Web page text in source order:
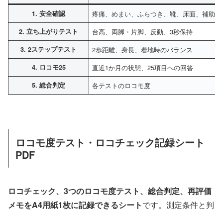
1. 安全確認 疼痛、めまい、ふらつき、靴、床面、補助具
2. 立ち上がりテスト 台高、両脚・片脚、反動、3秒保持
3. 2ステップテスト 2歩距離、身長、着地時のバランス
4. ロコモ25 直近1か月の状態、25項目への回答
5. 総合判定 各テストのロコモ度
ロコモ度テスト・ロコチェック記録シート
PDF
ロコチェック、3つのロコモ度テスト、総合判定、再評価
メモをA4用紙1枚に記録できるシートです。測定条件と判